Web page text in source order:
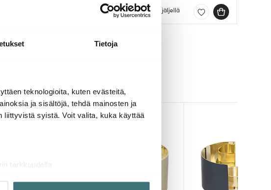
Tietoja
teknologioita, kuten evästeitä,
ja sisältöjä, tehdä mainosten ja
liittyvistä syistä. Voit valita, kuka käyttää
tarkkuudella
Muutama jäljellä